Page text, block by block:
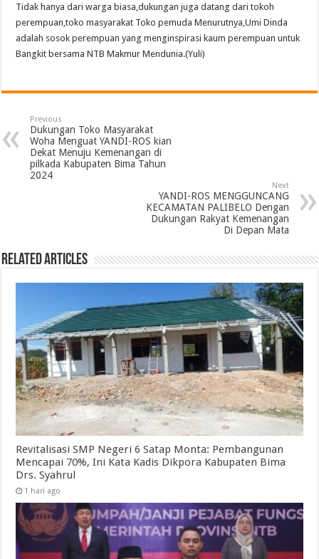
Tidak hanya dari warga biasa,dukungan juga datang dari tokoh
perempuan,toko masyarakat Toko pemuda Menurutnya,Umi Dinda
adalah sosok perempuan yang menginspirasi kaum perempuan untuk
Bangkit bersama NTB Makmur Mendunia.(Yuli)
Previous
Dukungan Toko Masyarakat
Woha Menguat YANDI-ROS kian
Dekat Menuju Kemenangan di
pilkada Kabupaten Bima Tahun
2024
Next
YANDI-ROS MENGGUNCANG
KECAMATAN PALIBELO Dengan
Dukungan Rakyat Kemenangan
Di Depan Mata
Related Articles
Revitalisasi SMP Negeri 6 Satap Monta: Pembangunan
Mencapai 70%, Ini Kata Kadis Dikpora Kabupaten Bima
Drs. Syahrul
1 hari ago